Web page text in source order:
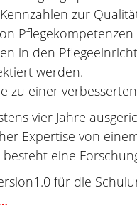
zur
Pflegekompetenzen
in den
werden.
zu einer
vier Jahre
Expertise von
besteht eine
für die